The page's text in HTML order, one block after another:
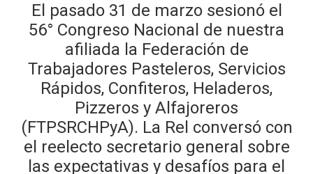
El pasado 31 de marzo sesionó el
56° Congreso Nacional de nuestra
afiliada la Federación de
Trabajadores Pasteleros, Servicios
Rápidos, Confiteros, Heladeros,
Pizzeros y Alfajoreros
(FTPSRCHPyA). La Rel conversó con
el reelecto secretario general sobre
las expectativas y desafíos para el